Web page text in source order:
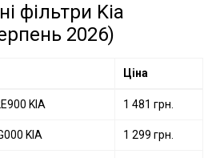
фільтри Kia
2026)
Ціна
KIA 1 481 грн.
KIA 1 299 грн.